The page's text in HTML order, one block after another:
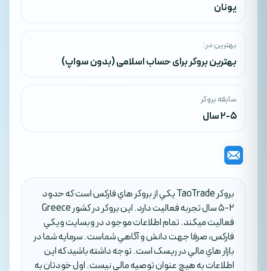
یونان
بهترین در:
بهترین بروکر برای حساب اسلامی (بدون سواپ)
سابقه بروکر
2-5 سال
بروکر TaoTrade يکي از بروکر هاي فارکس است که حدود
2-5 سال تجربه فعاليت دارد. اين بروکر در کشور Greece
فعاليت ميکند. تمام اطلاعات موجود در وبسايت ويکي
فارکس، صرفا جهت دانش و آگاهي شماست. سرمايه شما در
بازار هاي مالي در ريسک است. توجه داشته باشيد که اين
اطلاعات به هيچ عنوان توصيه مالي نيست. اول خودتان به